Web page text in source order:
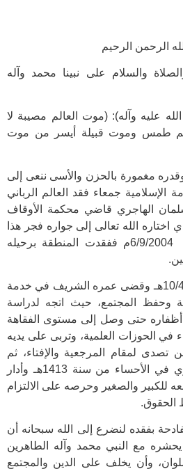
الرحمن الرحيم
والسلام على نبينا محمد وآله
عليه وآله): (موت العالم مصيبة لا
طمس وموت قبيلة أيسر من موت
مغمورة بالحزن والأسى ننعى إلى
الإسلامية جمعاء فقد العالم الرباني
الهاجري قاضي محكمة الأوقاف
اختاره الله تعالى إلى جواره فجر هذا
اليوم الإثنين 21/7/1425هـ 6/9/2004م ففقدت المنطقة برحيله
ولد رحمه الله بتاريخ 10/4/1344هـ وقضى عمره الشريف في خدمة
وحفظ المجتمع، حيث اتجه لدراسة
أظفاره حتى وصل إلى مستوى الفقاهة
في الحوزات العلمية، وتربى على يديه
لمقام المرجعية والإفتاء، ثم
تحمل أعباء القضاء الجعفري في الأحساء من سنة 1413هـ وأدار
للكبير والصغير وحرصه على الالتزام
الحقوق.
بفقده لنضرع إلى الله سبحانه أن
مع النبي محمد وآله الطاهرين
وأن يخلف على الدين والمجتمع